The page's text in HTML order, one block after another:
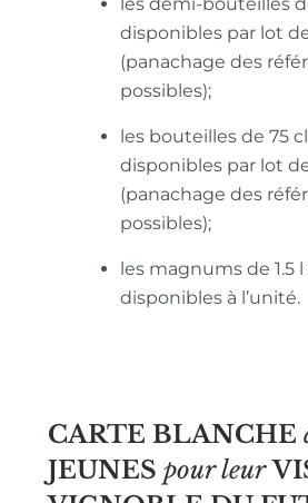
disponibles par lot
(panachage des
possibles);
les bouteilles de 75
disponibles par lot
(panachage des
possibles);
les magnums de 1.5
disponibles à l’unité.
CARTE BLANCHE
JEUNES pour leur